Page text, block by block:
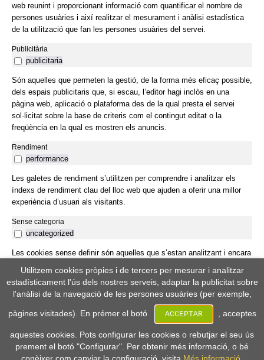
Utilitzem cookies pròpies i de tercers per mesurar i analitzar
estadísticament l'ús dels nostres serveis, adaptar la publicitat sobre
l'anàlisi de la navegació de les persones usuàries (per exemple,
pàgines visitades). En prémer el botó ACCEPTAR , acceptes
aquestes cookies. Pots configurar les cookies o rebutjar el seu ús
prement el botó "Configurar". Per obtenir més informació, o bé
web reunint i proporcionant informació com quantificar el nombre de
persones usuàries i així realitzar el mesurament i anàlisi estadística
de la utilització que fan les persones usuàries del servei.
Publicitària
publicitaria
Són aquelles que permeten la gestió, de la forma més eficaç possible,
dels espais publicitaris que, si escau, l’editor hagi inclòs en una
pàgina web, aplicació o plataforma des de la qual presta el servei
sol·licitat sobre la base de criteris com el contingut editat o la
freqüència en la qual es mostren els anuncis.
Rendiment
performance
Les galetes de rendiment s’utilitzen per comprendre i analitzar els
índexs de rendiment clau del lloc web que ajuden a oferir una millor
experiència d’usuari als visitants.
Sense categoria
uncategorized
Les cookies sense definir són aquelles que s’estan analitzant i encara
Preferències
preferences
Les cookies de preferència s’utilitzen per emmagatzemar les
sigui personalitzat i convenient per a les persones usuàries, com
l’idioma del lloc web o la ubicació del visitant.